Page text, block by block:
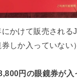
かけて販売される
しか入っていない）
円の眼鏡券が入